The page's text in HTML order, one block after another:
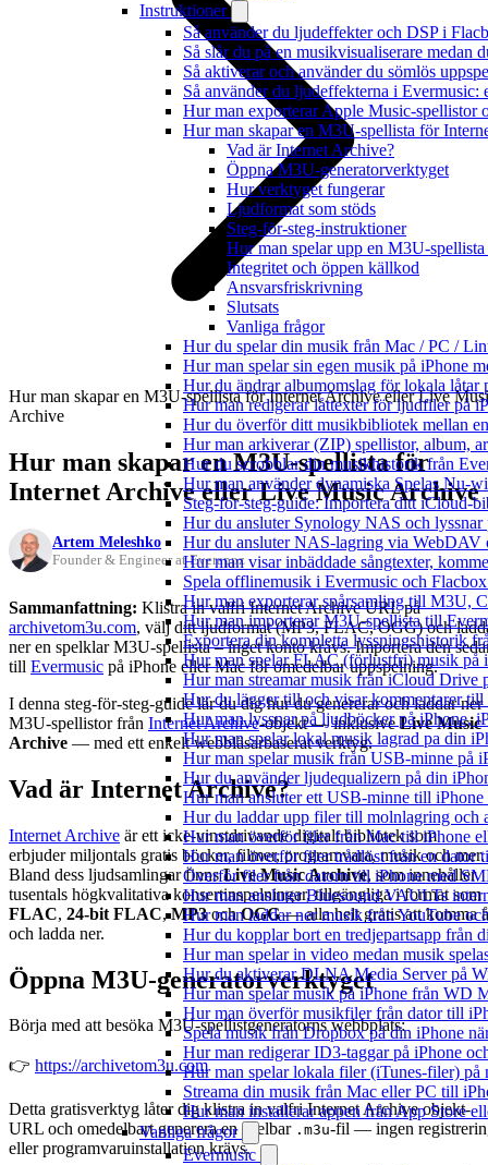
Instruktioner
Så använder du ljudeffekter och DSP i
Så slår du på en musikvisualiserare medan
Så aktiverar och använder du sömlös
Så använder du ljudeffekterna i
Hur man exporterar Apple Music-spellistor
Hur man skapar en M3U-spellista för
Vad är Internet Archive?
Öppna M3U-generatorverktyget
Hur verktyget fungerar
Ljudformat som stöds
Steg-för-steg-instruktioner
Hur man spelar upp en M3U-
Integritet och öppen källkod
Ansvarsfriskrivning
Slutsats
Vanliga frågor
Hur du spelar din musik från Mac / PC /
Hur man spelar sin egen musik på iPhone
Hur du ändrar albumomslag för lokala
Hur man redigerar låttexter för ljudfiler på
Hur du överför ditt musikbibliotek mellan
Hur man arkiverar (ZIP) spellistor, album,
Hur du scrobblar din musikhistorik från
Hur man använder dynamiska Spelas Nu-
Steg-för-steg-guide: Importera ditt iCloud-
Hur du ansluter Synology NAS och
Hur du ansluter NAS-lagring via WebDAV
Hur man visar inbäddade sångtexter,
Spela offlinemusik i Evermusic och
Hur man exporterar spårsamling till M3U,
Hur man importerar M3U-spellista till
Exportera din kompletta lyssningshistorik
Hur man spelar FLAC (förlustfri) musik på
Hur man streamar musik från iCloud Drive
Hur du lägger till och visar kommentarer
Hur man lyssnar på ljudböcker på iPhone,
Hur man spelar lokal musik lagrad pa din
Hur man spelar musik från USB-minne på
Hur du använder ljudequalizern på din
Hur man ansluter ett USB-minne till
Hur du laddar upp filer till molnlagring och
Hur man överför filer från Mac till iPhone
Hur man överför filer trådlöst från en dator
Överför filer från datorn till iPhone med
Hur man ansluter Bluesound VAULTs
Hur man laddar ner musik från YouTube
Hur du kopplar bort en tredjepartsapp från
Hur man spelar in video medan musik
Hur du aktiverar DLNA Media Server på
Hur man spelar musik på iPhone från WD
Hur man överför musikfiler från dator till
Spela musik från Dropbox på din iPhone
Hur man redigerar ID3-taggar på iPhone
Hur man spelar lokala filer (iTunes-filer) på
Streama din musik från Mac eller PC till
Hur man installerar appen från App Store
Vanliga frågor
Evermusic
Hur man skapar en M3U-spellista för Internet Archive eller Live
Archive
Hur man skapar en M3U-spellista för
Internet Archive eller Live Music Archive
Artem Meleshko
Founder & Engineer at Everappz
Sammanfattning: Klistra in valfri Internet Archive URL på
archivetom3u.com, välj ditt ljudformat (MP3, FLAC, OGG) och
ner en spelklar M3U-spellista – inget konto krävs. Importera den
till Evermusic på iPhone eller Mac för omedelbar uppspelning.
I denna steg-för-steg-guide lär du dig hur du genererar och laddar ner
M3U-spellistor från Internet Archive-objekt — inklusiveLive Music
Archive — med ett enkelt webbläsarbaserat verktyg.
Vad är Internet Archive?
Internet Archive är ett icke-vinstdrivande digitalt bibliotek som
erbjuder miljontals gratis böcker, filmer, programvara, musik och mer.
Bland dess ljudsamlingar finnsLive Music Archive, som innehåller
tusentals högkvalitativa konsertinspelningar, tillgängliga i format som
FLAC, 24-bit FLAC,MP3ochOGG— alla helt gratis att komma
och ladda ner.
Öppna M3U-generatorverktyget
Börja med att besöka M3U-spellistgeneratorns webbplats:
👉 https://archivetom3u.com
Detta gratisverktyg låter dig klistra in valfri Internet Archive objekt-
URL och omedelbart generera en spelbar .m3u-fil — ingen
eller programvaruinstallation krävs.